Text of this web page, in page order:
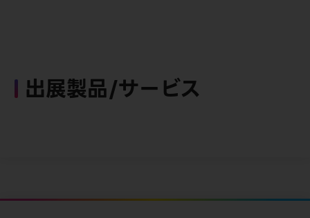
出展製品/サービス